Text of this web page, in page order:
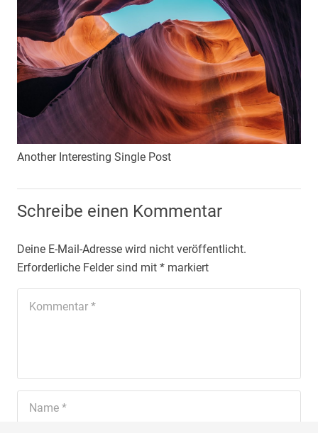
Another Interesting Single Post
Schreibe einen Kommentar
Deine E-Mail-Adresse wird nicht veröffentlicht.
Erforderliche Felder sind mit * markiert